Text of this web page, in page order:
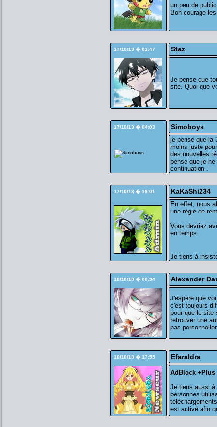
un peu de
Bon courage
17/10/13 � 01:47 Staz
Je pense que
site. Quoi que
17/10/13 � 04:03 Simoboys
je pense que la
moins juste
des nouvelles
pense que je
continuation .
17/10/13 � 19:01 KaKaShi234
En effet, nous
une régie de
Vous devriez
en temps.
Je tiens à
18/10/13 � 00:34 Alexander
J'espère que
c'est toujours
pour que le site
retrouver une
pas
18/10/13 � 17:55 Efaraldra
AdBlock +Plus
Je tiens aussi à
personnes
est activé afin